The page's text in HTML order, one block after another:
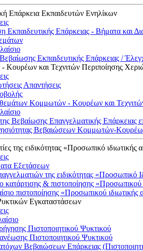
Επάρκεια Εκπαιδευτών Ενηλίκων
Εκπαιδευτικής Επάρκειας - Βήματα και
Εκπαιδευτικής Επάρκειας /
και Τεχνιτών Περιποίησης
Απαντήσεις
Κομμωτών - Κουρέων και
Βεβαίωσης Επαγγελματικής
Βεβαιώσεων Κομμωτών-
της ειδικότητας «Προσωπικό ιδιωτικής
Εξετάσεων
της ειδικότητας «Προσωπικό
κατάρτισης & πιστοποίησης «Προσωπικού
πιστοποίησης «Προσωπικού
Εγκαταστάσεων
Πιστοποιητικού Ψυκτικού
Πιστοποιητικού Ψυκτικού
Βεβαιώσεων Επάρκειας